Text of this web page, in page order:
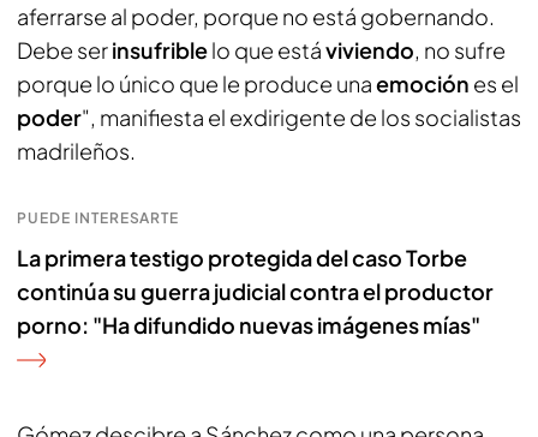
aferrarse al poder, porque no está gobernando.
Debe serinsufriblelo que estáviviendo, no sufre
porque lo único que le produce unaemoción es el
poder", manifiesta el exdirigente de los socialistas
madrileños.
PUEDE INTERESARTE
La primera testigo protegida del caso Torbe
continúa su guerra judicial contra el productor
porno: "Ha difundido nuevas imágenes mías"